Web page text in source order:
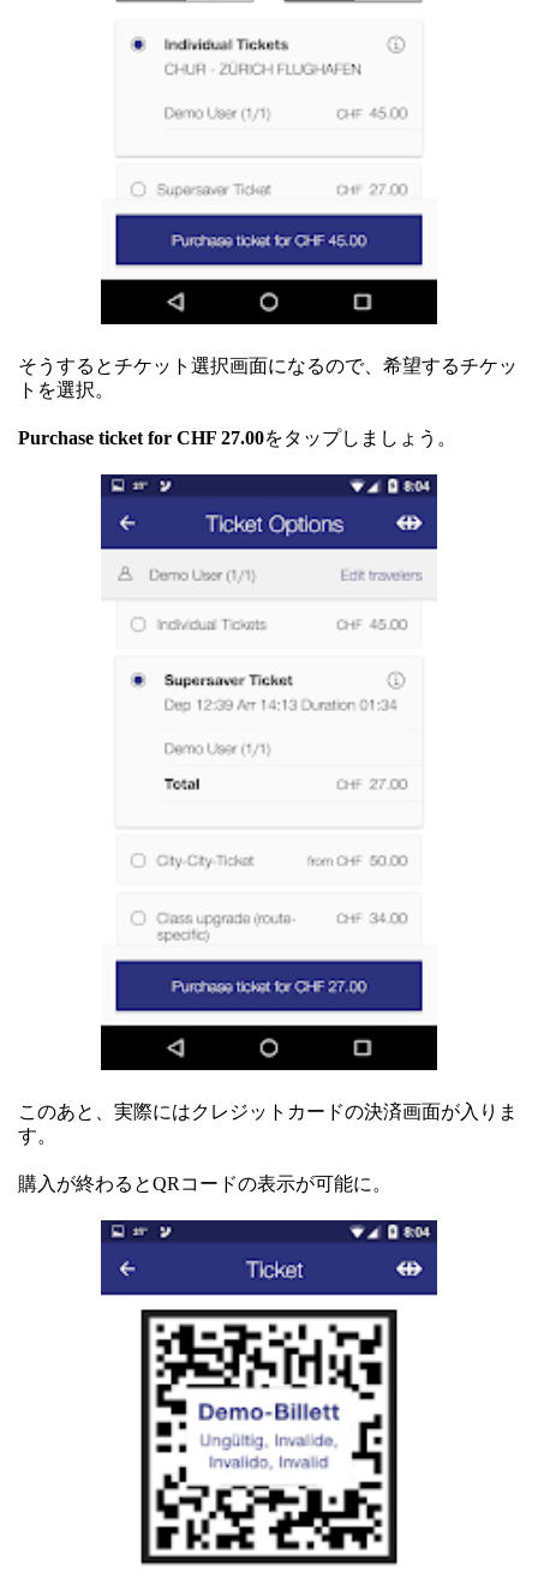
そうするとチケット選択画面になるので、希望するチケッ
トを選択。
Purchase ticket for CHF 27.00をタップしましょう。
このあと、実際にはクレジットカードの決済画面が入りま
す。
購入が終わるとQRコードの表示が可能に。